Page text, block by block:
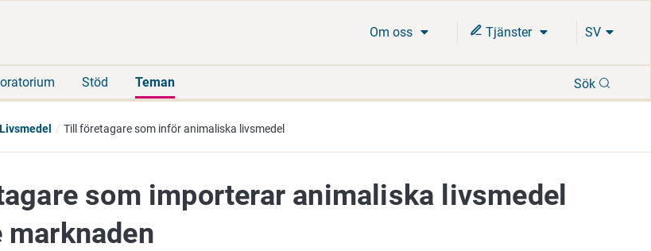
Om oss Tjänster SV
Stöd Teman Sök
Livsmedel Till företagare som inför animaliska livsmedel
som importerar animaliska livsmedel